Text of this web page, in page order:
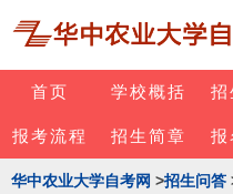
首页 学校概括 招
报考流程 招生简章 报
华中农业大学自考网 >招生问答